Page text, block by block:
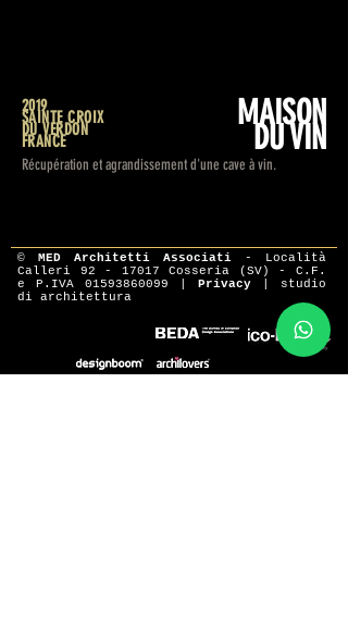
MAISON
DU VIN
2019
SAINTE CROIX
DU VERDON
FRANCE
Récupération et agrandissement d'une cave à vin.
© MED Architetti Associati - Località
Calleri 92 - 17017 Cosseria (SV) - C.F.
e P.IVA 01593860099 Privacy
studio
di architettura